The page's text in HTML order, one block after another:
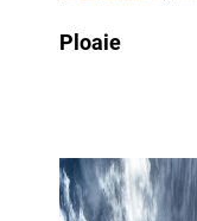
Ploaie